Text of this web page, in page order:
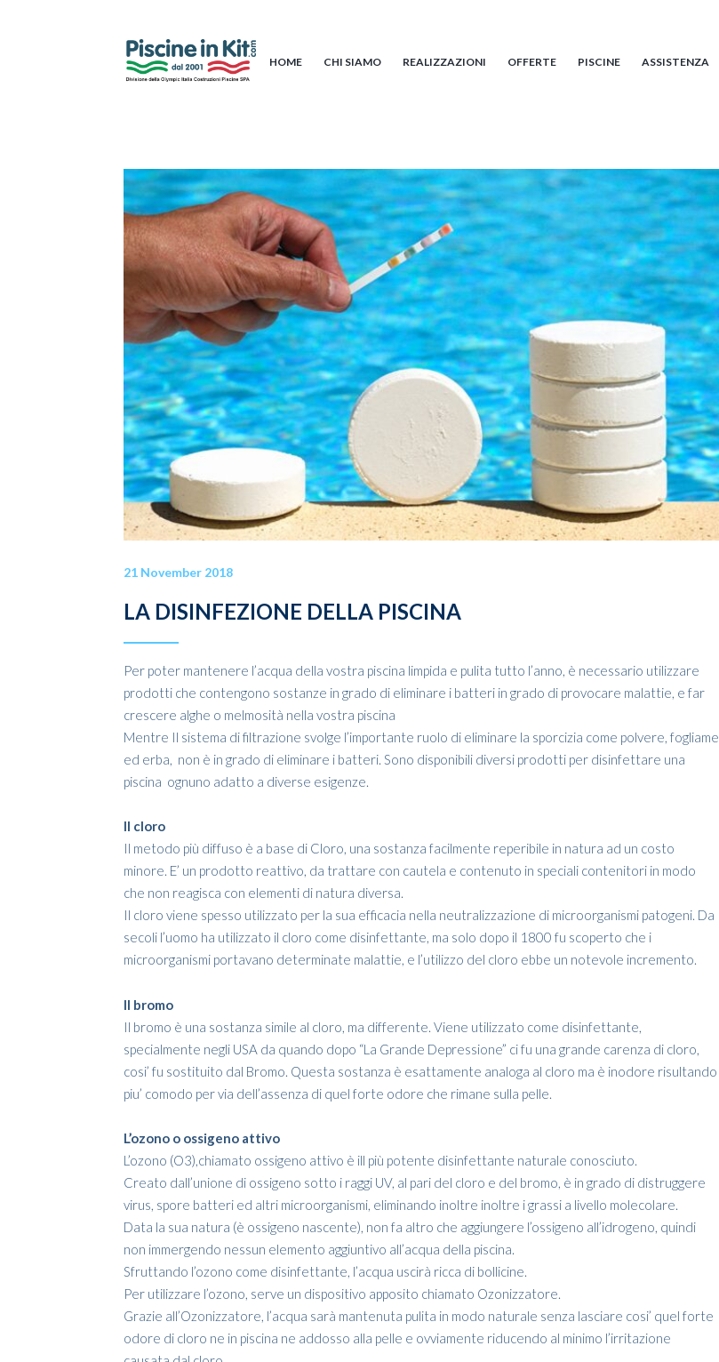
HOME CHI SIAMO REALIZZAZIONI OFFERTE PISCINE ASSISTENZA
21 November 2018
LA DISINFEZIONE DELLA PISCINA
Per poter mantenere l’acqua della vostra piscina limpida e pulita tutto l’anno, è necessario utilizzare
prodotti che contengono sostanze in grado di eliminare i batteri in grado di provocare malattie, e far
crescere alghe o melmosità nella vostra piscina
Mentre Il sistema di filtrazione svolge l’importante ruolo di eliminare la sporcizia come polvere, fogliame
ed erba, non è in grado di eliminare i batteri. Sono disponibili diversi prodotti per disinfettare una
piscina ognuno adatto a diverse esigenze.
Il cloro
Il metodo più diffuso è a base di Cloro, una sostanza facilmente reperibile in natura ad un costo
minore. E’ un prodotto reattivo, da trattare con cautela e contenuto in speciali contenitori in modo
che non reagisca con elementi di natura diversa.
Il cloro viene spesso utilizzato per la sua efficacia nella neutralizzazione di microorganismi patogeni. Da
secoli l’uomo ha utilizzato il cloro come disinfettante, ma solo dopo il 1800 fu scoperto che i
microorganismi portavano determinate malattie, e l’utilizzo del cloro ebbe un notevole incremento.
Il bromo
Il bromo è una sostanza simile al cloro, ma differente. Viene utilizzato come disinfettante,
specialmente negli USA da quando dopo “La Grande Depressione” ci fu una grande carenza di cloro,
cosi’ fu sostituito dal Bromo. Questa sostanza è esattamente analoga al cloro ma è inodore risultando
piu’ comodo per via dell’assenza di quel forte odore che rimane sulla pelle.
L’ozono o ossigeno attivo
L’ozono (O3),chiamato ossigeno attivo è ill più potente disinfettante naturale conosciuto.
Creato dall’unione di ossigeno sotto i raggi UV, al pari del cloro e del bromo, è in grado di distruggere
virus, spore batteri ed altri microorganismi, eliminando inoltre inoltre i grassi a livello molecolare.
Data la sua natura (è ossigeno nascente), non fa altro che aggiungere l’ossigeno all’idrogeno, quindi
non immergendo nessun elemento aggiuntivo all’acqua della piscina.
Sfruttando l’ozono come disinfettante, l’acqua uscirà ricca di bollicine.
Per utilizzare l’ozono, serve un dispositivo apposito chiamato Ozonizzatore.
Grazie all’Ozonizzatore, l’acqua sarà mantenuta pulita in modo naturale senza lasciare cosi’ quel forte
odore di cloro ne in piscina ne addosso alla pelle e ovviamente riducendo al minimo l’irritazione